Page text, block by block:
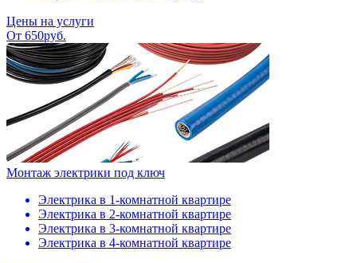
Цены на услуги
От 650руб.
Монтаж электрики под ключ
Электрика в 1-комнатной квартире
Электрика в 2-комнатной квартире
Электрика в 3-комнатной квартире
Электрика в 4-комнатной квартире